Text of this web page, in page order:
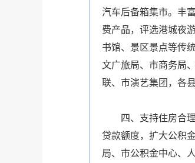
汽车后备箱集市。丰
费产品，评选港城夜
书馆、景区景点等传
文广旅局、市商务局
联、市演艺集团，各
四、支持住房合
贷款额度，扩大公积
局、市公积金中心、